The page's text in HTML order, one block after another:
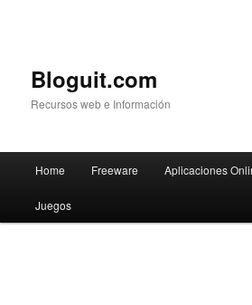
Bloguit.com
Recursos web e Información
Skip
to
Home Freeware Aplicaciones
Juegos